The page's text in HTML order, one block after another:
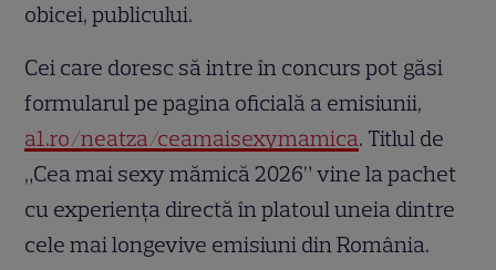
obicei, publicului.
Cei care doresc să intre în concurs pot găsi
formularul pe pagina oficială a emisiunii,
a1.ro/neatza/ceamaisexymamica. Titlul de
„Cea mai sexy mămică 2026” vine la pachet
cu experiența directă în platoul uneia dintre
cele mai longevive emisiuni din România.